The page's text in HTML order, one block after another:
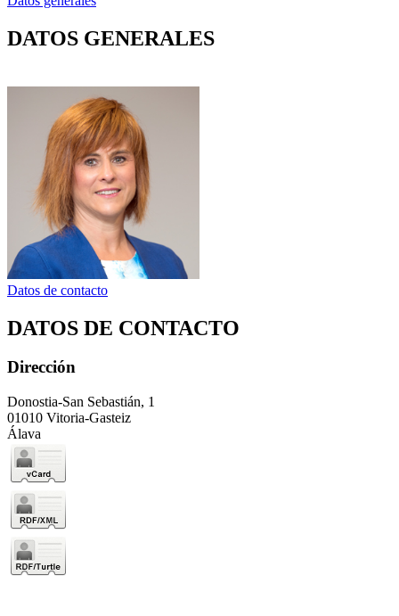
DATOS GENERALES
Datos de contacto
DATOS DE CONTACTO
Dirección
Donostia-San Sebastián, 1
01010 Vitoria-Gasteiz
Álava